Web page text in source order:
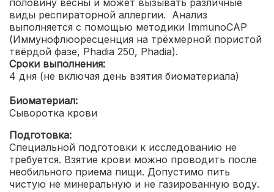
виды респираторной аллергии. Анализ
выполняется с помощью методики ImmunoCAP
(Иммунофлюоресценция на трёхмерной пористой
твёрдой фазе, Phadia 250, Phadia).
Сроки выполнения:
4 дня (не включая день взятия биоматериала)
Биоматериал:
Сыворотка крови
Подготовка:
Специальной подготовки к исследованию не
требуется. Взятие крови можно проводить после
необильного приема пищи. Допустимо пить
чистую не минеральную и не газированную воду.